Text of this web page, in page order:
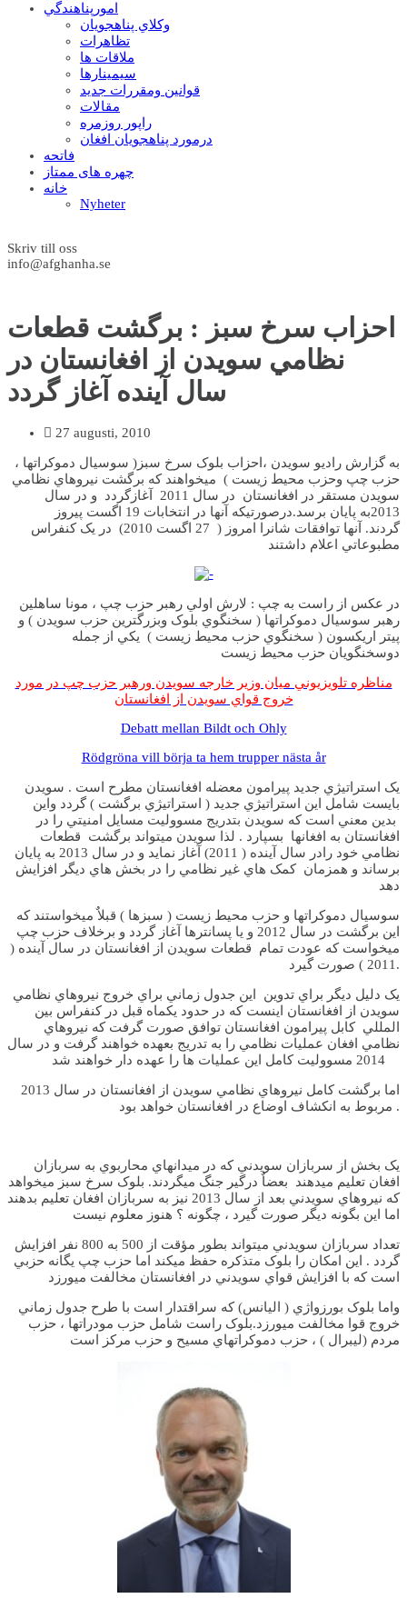
امورپناهندگي
وکلاي پناهجويان
تظاهرات
ملاقات ها
سيمينارها
قوانين ومقررات جديد
مقالات
راپور روزمره
درمورد پناهجويان افغان
فاتحه
چهره های ممتاز
خانه
Nyheter
Skriv till oss
info@afghanha.se
احزاب سرخ سبز : برگشت قطعات
نظامي سويدن از افغانستان در
سال آينده آغاز گردد
27 augusti, 2010
به گزارش راديو سويدن ،احزاب بلوک سرخ سبز( سوسيال دموکراتها ،
حزب چپ وحزب محيط زيست ) ميخواهند که برگشت نيروهاي نظامي
سويدن مستقر در افغانستان در سال 2011 آغازگردد و در سال
2013به پايان برسد.درصورتيکه آنها در انتخابات 19 اگست پيروز
گردند. آنها توافقات شانرا امروز ( 27 اگست 2010) در يک کنفراس
مطبوعاتي اعلام داشتند
در عکس از راست به چپ : لارش اولي رهبر حزب چپ ، مونا ساهلين
رهبر سوسيال دموکراتها ( سخنگوي بلوک وبزرگترين حزب سويدن ) و
پيتر اريکسون ( سخنگوي حزب محيط زيست ) يکي از جمله
دوسخنگويان حزب محيط زيست
مناظره تلويزيوني ميان وزير خارجه سويدن ورهبر حزب چپ در مورد
خروج قواي سويدن از افغانستان
Debatt mellan Bildt och Ohly
Rödgröna vill börja ta hem trupper nästa år
يک استراتيژي جديد پيرامون معضله افغانستان مطرح است . سويدن
بايست شامل اين استراتيژي جديد ( استراتيژي برگشت ) گردد واين
بدين معني است که سويدن بتدريج مسووليت مسايل امنيتي را در
افغانستان به افغانها بسپارد . لذا سويدن ميتواند برگشت قطعات
نظامي خود رادر سال آينده ( 2011) آغاز نمايد و در سال 2013 به پايان
برساند و همزمان کمک هاي غير نظامي را در بخش هاي ديگر افزايش
دهد
سوسيال دموکراتها و حزب محيط زيست ( سبزها ) قبلاٌ ميخواستند که
اين برگشت در سال 2012 و يا پسانترها آغاز گردد و برخلاف حزب چپ
ميخواست که عودت تمام قطعات سويدن از افغانستان در سال آينده (
2011 ) صورت گيرد.
يک دليل ديگر براي تدوين اين جدول زماني براي خروج نيروهاي نظامي
سويدن از افغانستان اينست که در حدود يکماه قبل در کنفراس بين
المللي کابل پيرامون افغانستان توافق صورت گرفت که نيروهاي
نظامي افغان عمليات نظامي را به تدريج بعهده خواهند گرفت و در سال
اما برگشت کامل نيروهاي نظامي سويدن از افغانستان در سال 2013
مربوط به انکشاف اوضاع در افغانستان خواهد بود .
يک بخش از سربازان سويدني که در ميدانهاي محاربوي به سربازان
افغان تعليم ميدهند بعضاٌ درگير جنگ ميگردند. بلوک سرخ سبز ميخواهد
که نيروهاي سويدني بعد از سال 2013 نيز به سربازان افغان تعليم بدهند
اما اين بگونه ديگر صورت گيرد ، چگونه ؟ هنوز معلوم نيست
تعداد سربازان سويدني ميتواند بطور مؤقت از 500 به 800 نفر افزايش
گردد . اين امکان را بلوک متذکره حفظ ميکند اما حزب چپ يگانه حزبي
است که با افزايش قواي سويدني در افغانستان مخالفت ميورزد
واما بلوک بورزواژي ( اليانس) که سراقتدار است با طرح جدول زماني
خروج قوا مخالفت ميورزد.بلوک راست شامل حزب مودراتها ، حزب
مردم (ليبرال ) ، حزب دموکراتهاي مسيح و حزب مرکز است